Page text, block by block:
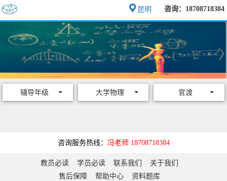
咨询：18708718384
昆明
辅导年级 大学物理 官渡
咨询服务热线： 冯老师 18708718384
教员必读 学员必读 联系我们
关于我们
售后保障
帮助中心 资料题库